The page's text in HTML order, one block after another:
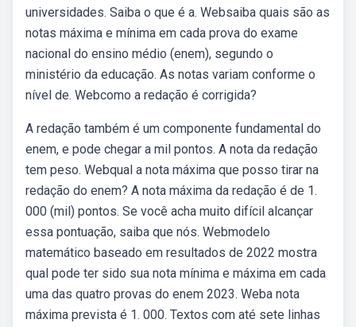
universidades. Saiba o que é a. Websaiba quais são as
notas máxima e mínima em cada prova do exame
nacional do ensino médio (enem), segundo o
ministério da educação. As notas variam conforme o
nível de. Webcomo a redação é corrigida?
A redação também é um componente fundamental do
enem, e pode chegar a mil pontos. A nota da redação
tem peso. Webqual a nota máxima que posso tirar na
redação do enem? A nota máxima da redação é de 1.
000 (mil) pontos. Se você acha muito difícil alcançar
essa pontuação, saiba que nós. Webmodelo
matemático baseado em resultados de 2022 mostra
qual pode ter sido sua nota mínima e máxima em cada
uma das quatro provas do enem 2023. Weba nota
máxima prevista é 1. 000. Textos com até sete linhas